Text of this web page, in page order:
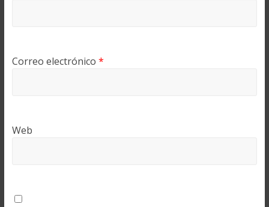
Correo electrónico *
Web